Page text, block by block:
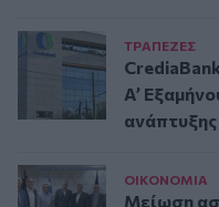
ΤΡAΠΕΖΕΣ
A’
ΟΙΚΟΝΟΜΙΑ
Μείωση